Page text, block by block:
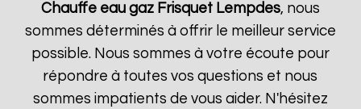
Chauffe eau gaz Frisquet Lempdes, nous
sommes déterminés à offrir le meilleur service
possible. Nous sommes à votre écoute pour
répondre à toutes vos questions et nous
sommes impatients de vous aider. N'hésitez